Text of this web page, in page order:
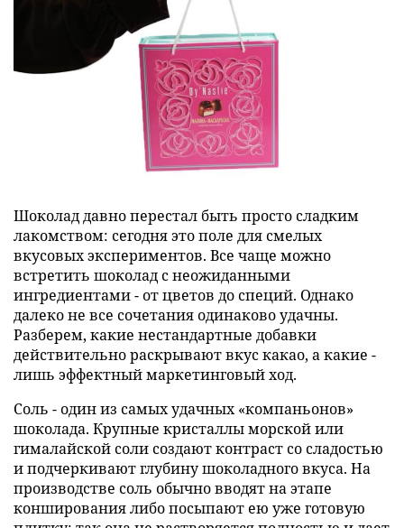
Шоколад давно перестал быть просто сладким
лакомством: сегодня это поле для смелых
вкусовых экспериментов. Все чаще можно
встретить шоколад с неожиданными
ингредиентами - от цветов до специй. Однако
далеко не все сочетания одинаково удачны.
Разберем, какие нестандартные добавки
действительно раскрывают вкус какао, а какие -
лишь эффектный маркетинговый ход.
Соль - один из самых удачных «компаньонов»
шоколада. Крупные кристаллы морской или
гималайской соли создают контраст со сладостью
и подчеркивают глубину шоколадного вкуса. На
производстве соль обычно вводят на этапе
конширования либо посыпают ею уже готовую